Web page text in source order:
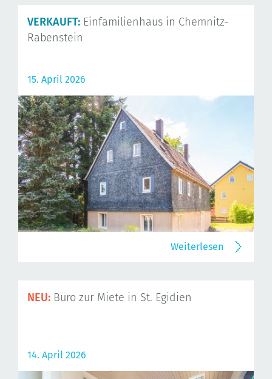
VERKAUFT: Einfamilienhaus in Chemnitz-
Rabenstein
15. April 2026
Weiterlesen
NEU: Büro zur Miete in St. Egidien
14. April 2026